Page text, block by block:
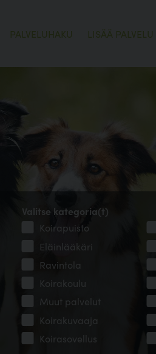
PALVELUHAKU LISÄÄ PALVELU
Valitse kategoria(t)
Koirapuisto
Eläinlääkäri
Ravintola
Koirakoulu
Muut palvelut
Koirakuvaaja
Koirasovellus